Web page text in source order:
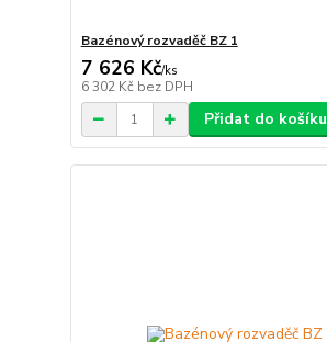
Bazénový rozvaděč BZ 1
7 626 Kč/ks
6 302 Kč bez DPH
Přidat do košíku